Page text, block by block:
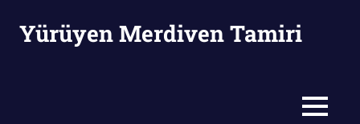
Yürüyen Merdiven Tamiri
MENU